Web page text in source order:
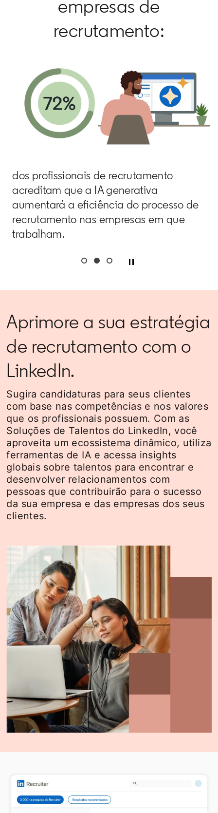
empresas de
recrutamento:
dos profissionais de recrutamento
acreditam que a IA generativa
aumentará a eficiência do processo de
recrutamento nas empresas em que
trabalham.
Aprimore a sua estratégia
de recrutamento com o
LinkedIn.
Sugira candidaturas para seus clientes
com base nas competências e nos valores
que os profissionais possuem. Com as
Soluções de Talentos do LinkedIn, você
aproveita um ecossistema dinâmico, utiliza
ferramentas de IA e acessa insights
globais sobre talentos para encontrar e
desenvolver relacionamentos com
pessoas que contribuirão para o sucesso
da sua empresa e das empresas dos seus
clientes.